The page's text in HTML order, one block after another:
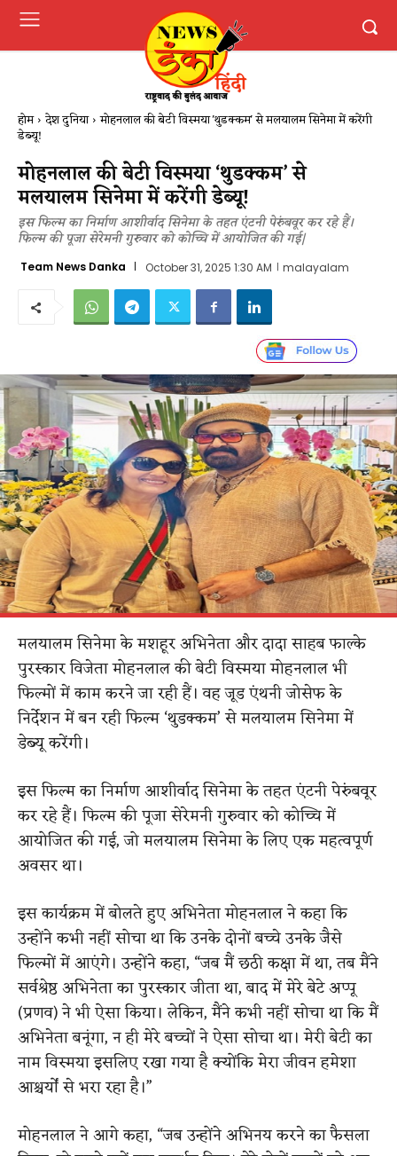
होम देश दुनिया मोहनलाल की बेटी विस्मया 'थुडक्कम' से मलयालम सिनेमा में करेंगी
डेब्यू!
मोहनलाल की बेटी विस्मया ‘थुडक्कम’ से
मलयालम सिनेमा में करेंगी डेब्यू!
इस फिल्म का निर्माण आशीर्वाद सिनेमा के तहत एंटनी पेरुंबवूर कर रहे हैं।
फिल्म की पूजा सेरेमनी गुरुवार को कोच्चि में आयोजित की गई|
Team News Danka October 31, 2025 1:30 AM malayalam
मलयालम सिनेमा के मशहूर अभिनेता और दादा साहब फाल्के
पुरस्कार विजेता मोहनलाल की बेटी विस्मया मोहनलाल भी
फिल्मों में काम करने जा रही हैं। वह जूड एंथनी जोसेफ के
निर्देशन में बन रही फिल्म ‘थुडक्कम’ से मलयालम सिनेमा में
डेब्यू करेंगी।
इस फिल्म का निर्माण आशीर्वाद सिनेमा के तहत एंटनी पेरुंबवूर
कर रहे हैं। फिल्म की पूजा सेरेमनी गुरुवार को कोच्चि में
आयोजित की गई, जो मलयालम सिनेमा के लिए एक महत्वपूर्ण
अवसर था।
इस कार्यक्रम में बोलते हुए अभिनेता मोहनलाल ने कहा कि
उन्होंने कभी नहीं सोचा था कि उनके दोनों बच्चे उनके जैसे
फिल्मों में आएंगे। उन्होंने कहा, “जब मैं छठी कक्षा में था, तब मैंने
सर्वश्रेष्ठ अभिनेता का पुरस्कार जीता था, बाद में मेरे बेटे अप्पू
(प्रणव) ने भी ऐसा किया। लेकिन, मैंने कभी नहीं सोचा था कि मैं
अभिनेता बनूंगा, न ही मेरे बच्चों ने ऐसा सोचा था। मेरी बेटी का
नाम विस्मया इसलिए रखा गया है क्योंकि मेरा जीवन हमेशा
आश्चर्यों से भरा रहा है।”
मोहनलाल ने आगे कहा, “जब उन्होंने अभिनय करने का फैसला